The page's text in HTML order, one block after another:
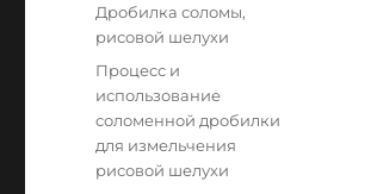
Categories
Дробилка соломы,
рисовой шелухи
Tags
Процесс и
использование
соломенной дробилки
для измельчения
рисовой шелухи